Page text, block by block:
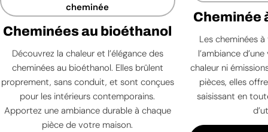
cheminée
Cheminées au bioéthanol
Découvrez la chaleur et l’élégance des
cheminées au bioéthanol. Elles brûlent
proprement, sans conduit, et sont conçues
pour les intérieurs contemporains.
Apportez une ambiance durable à chaque
pièce de votre maison.
Cheminée
Les cheminées
l’ambiance
chaleur ni
pièces, elles
saisissant en